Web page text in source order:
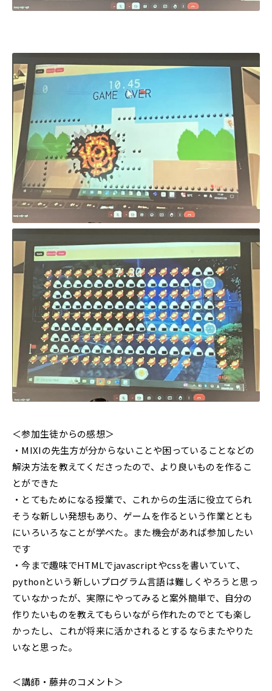
＜参加生徒からの感想＞
・MIXIの先生方が分からないことや困っていることなどの
解決方法を教えてくださったので、より良いものを作るこ
とができた
・とてもためになる授業で、これからの生活に役立てられ
そうな新しい発想もあり、ゲームを作るという作業ととも
にいろいろなことが学べた。また機会があれば参加したい
です
・今まで趣味でHTMLでjavascriptやcssを書いていて、
pythonという新しいプログラム言語は難しくやろうと思っ
ていなかったが、実際にやってみると案外簡単で、自分の
作りたいものを教えてもらいながら作れたのでとても楽し
かったし、これが将来に活かされるとするならまたやりた
いなと思った。
＜講師・藤井のコメント＞